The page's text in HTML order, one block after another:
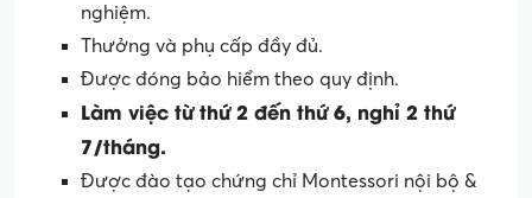
nghiệm.
Thưởng và phụ cấp đầy đủ.
Được đóng bảo hiểm theo quy định.
Làm việc từ thứ 2 đến thứ 6, nghỉ 2 thứ
7/tháng.
Được đào tạo chứng chỉ Montessori nội bộ &